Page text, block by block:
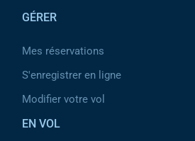
GÉRER
Mes réservations
S'enregistrer en ligne
Modifier votre vol
EN VOL